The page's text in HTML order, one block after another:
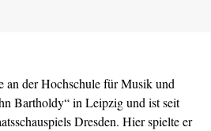
an der Hochschule für Musik und
Bartholdy“ in Leipzig und ist seit
Dresden. Hier spielte er